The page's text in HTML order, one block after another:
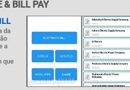
& BILL PAY
da
a
que